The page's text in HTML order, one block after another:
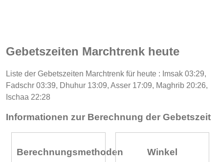
Gebetszeiten Marchtrenk heute
Liste der Gebetszeiten Marchtrenk für heute : Imsak 03:29,
Fadschr 03:39, Dhuhur 13:09, Asser 17:09, Maghrib 20:26,
Ischaa 22:28
Informationen zur Berechnung der Gebetszeit
Berechnungsmethoden Winkel